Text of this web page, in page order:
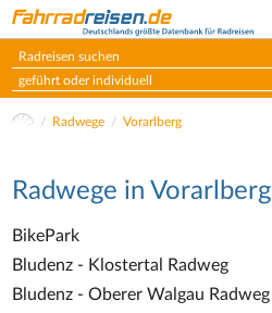
geführt oder individuell
Radwege Vorarlberg
Radwege in Vorarlberg
BikePark
Bludenz - Klostertal Radweg
Bludenz - Oberer Walgau Radweg